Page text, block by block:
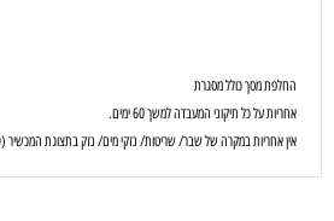
החלפת מסך כולל מסגרת
אחריות על כל תיקוני המעבדה למשך 60 ימים.
אין אחריות במקרה של שבר/ שריטות/ נזקי מים/ נזק בתצוגת המכשיר (LCD)